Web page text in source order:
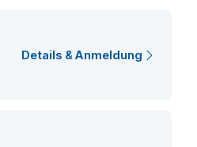
Details & Anmeldung